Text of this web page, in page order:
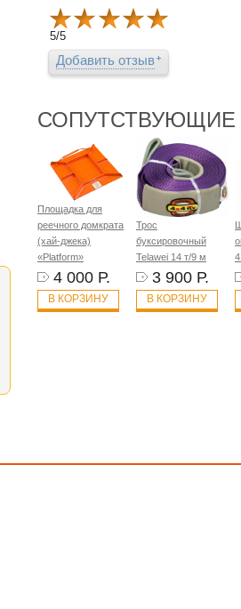
5/5
Добавить отзыв
СОПУТСТВУЮЩИЕ
Площадка для
реечного домкрата
(хай-джека)
«Platform»
4 000 Р.
В КОРЗИНУ
Трос
буксировочный
Telawei 14 т/9 м
3 900 Р.
В КОРЗИНУ